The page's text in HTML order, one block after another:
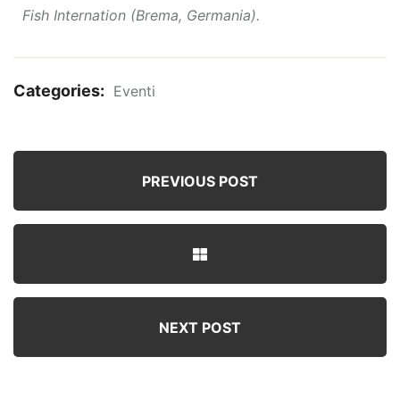
Fish Internation (Brema, Germania).
Categories: Eventi
PREVIOUS POST
NEXT POST